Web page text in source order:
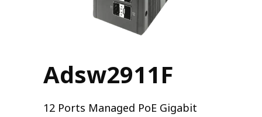
Adsw2911F
12 Ports Managed PoE Gigabit